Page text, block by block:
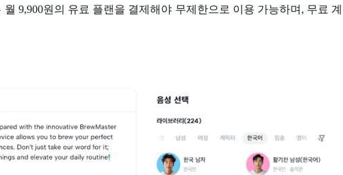
9,900원의 유료 플랜을 결제해야 무제한으로 이용 가능하며, 무료 계